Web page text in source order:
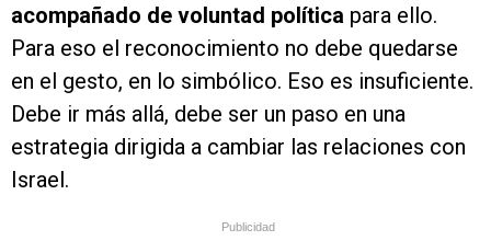
acompañado de voluntad política para ello.
Para eso el reconocimiento no debe quedarse
en el gesto, en lo simbólico. Eso es insuficiente.
Debe ir más allá, debe ser un paso en una
estrategia dirigida a cambiar las relaciones con
Israel.
Publicidad